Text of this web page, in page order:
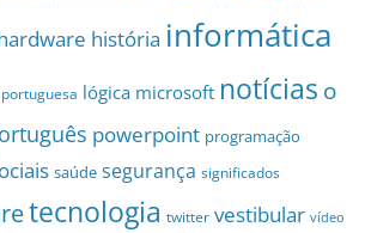
história informática
lógica microsoft notícias o
powerpoint programação
saúde segurança significados
tecnologia twitter vestibular vídeo